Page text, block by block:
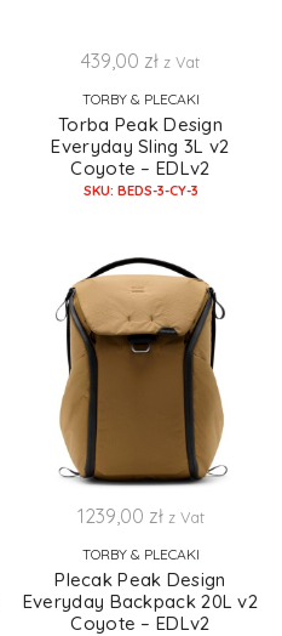
439,00 zł z Vat
TORBY & PLECAKI
Torba Peak Design
Everyday Sling 3L v2
Coyote – EDLv2
SKU: BEDS-3-CY-3
1239,00 zł z Vat
TORBY & PLECAKI
Plecak Peak Design
Everyday Backpack 20L v2
Coyote – EDLv2